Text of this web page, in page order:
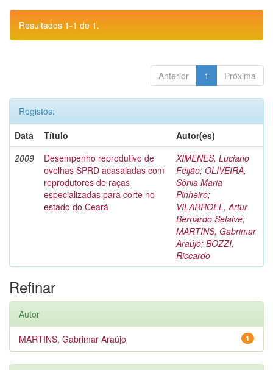
Resultados 1-1 de 1.
Anterior 1 Próxima
Registos:
Data
Título
Autor(es)
2009
Desempenho reprodutivo de
ovelhas SPRD acasaladas com
reprodutores de raças
especializadas para corte no
estado do Ceará
XIMENES, Luciano
Feijão; OLIVEIRA,
Sônia Maria
Pinheiro;
VILARROEL, Artur
Bernardo Selaive;
MARTINS, Gabrimar
Araújo; BOZZI,
Riccardo
Refinar
Autor
1
MARTINS, Gabrimar Araújo